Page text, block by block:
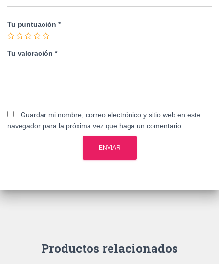
Tu puntuación *
Tu valoración *
Guardar mi nombre, correo electrónico y sitio web en este
navegador para la próxima vez que haga un comentario.
Productos relacionados